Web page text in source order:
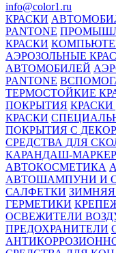
info@color1.ru
КРАСКИ
PANTONE
КРАСКИ
АЭРОЗОЛЬНЫЕ
АВТОМОБИЛЕЙ
PANTONE
ТЕРМОСТОЙКИЕ
ПОКРЫТИЯ
КРАСКИ
ПОКРЫТИЯ С
СРЕДСТВА ДЛЯ
КАРАНДАШ-МАРКЕР
АВТОКОСМЕТИКА
АВТОШАМПУНИ И
САЛФЕТКИ
ГЕРМЕТИКИ
ОСВЕЖИТЕЛИ
ПРЕДОХРАНИТЕЛИ